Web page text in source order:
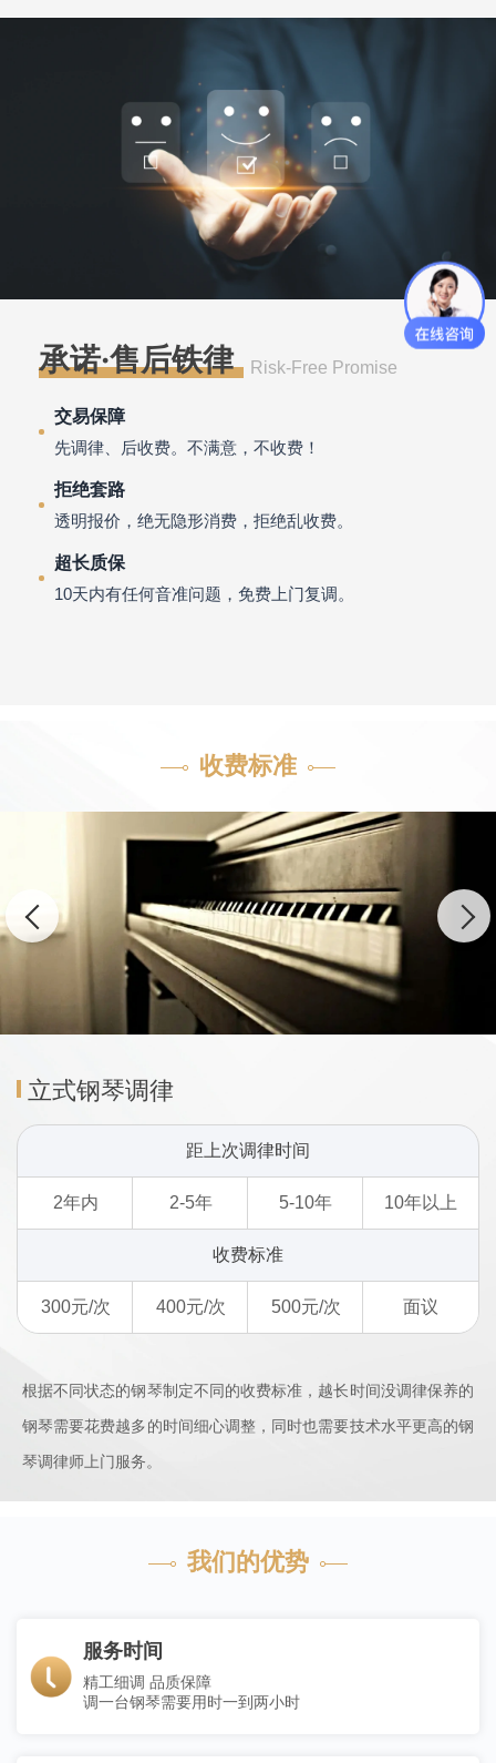
承诺·售后铁律 Risk-Free Promise
交易保障
先调律、后收费。不满意，不收费！
拒绝套路
透明报价，绝无隐形消费，拒绝乱收费。
超长质保
10天内有任何音准问题，免费上门复调。
收费标准
立式钢琴调律
距上次调律时间
2年内 2-5年 5-10年 10年以上
收费标准
300元/次 400元/次 500元/次 面议
根据不同状态的钢琴制定不同的收费标准，越长时间没调律保养的
钢琴需要花费越多的时间细心调整，同时也需要技术水平更高的钢
琴调律师上门服务。
我们的优势
服务时间
精工细调 品质保障
调一台钢琴需要用时一到两小时